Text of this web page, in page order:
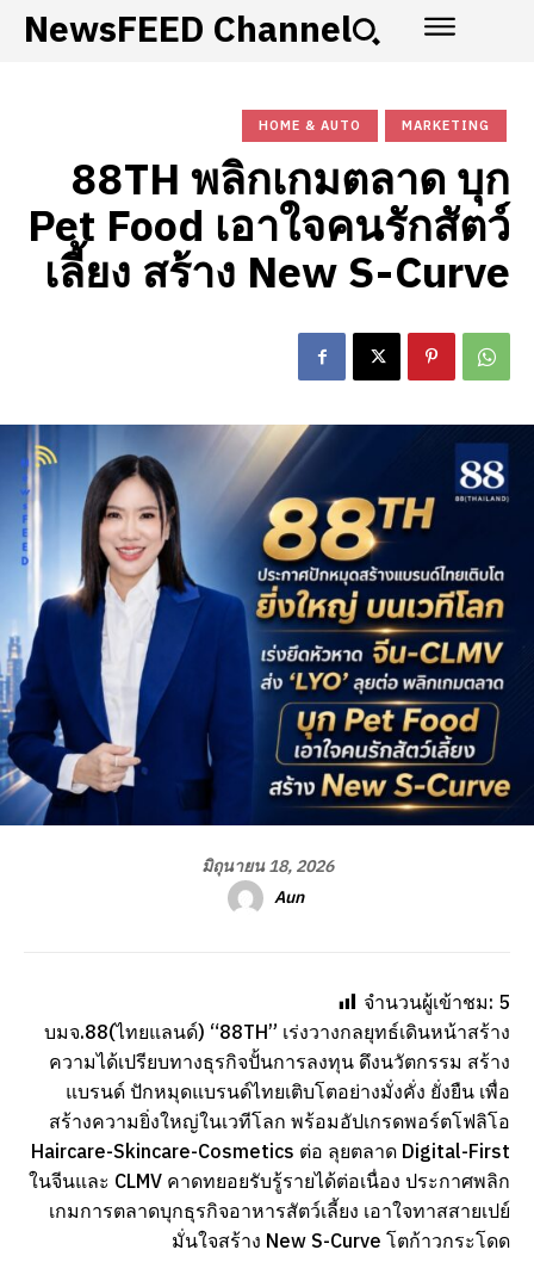
NewsFEED Channel
HOME & AUTO MARKETING
88TH พลิกเกมตลาด บุก
Pet Food เอาใจคนรักสัตว์
เลี้ยง สร้าง New S-Curve
มิถุนายน 18, 2026
Aun
จำนวนผู้เข้าชม: 5
บมจ.88(ไทยแลนด์) “88TH” เร่งวางกลยุทธ์เดินหน้าสร้าง
ความได้เปรียบทางธุรกิจปั้นการลงทุน ดึงนวัตกรรม สร้าง
แบรนด์ ปักหมุดแบรนด์ไทยเติบโตอย่างมั่งคั่ง ยั่งยืน เพื่อ
สร้างความยิ่งใหญ่ในเวทีโลก พร้อมอัปเกรดพอร์ตโฟลิโอ
Haircare-Skincare-Cosmetics ต่อ ลุยตลาด Digital-First
ในจีนและ CLMV คาดทยอยรับรู้รายได้ต่อเนื่อง ประกาศพลิก
เกมการตลาดบุกธุรกิจอาหารสัตว์เลี้ยง เอาใจทาสสายเปย์
มั่นใจสร้าง New S-Curve โตก้าวกระโดด